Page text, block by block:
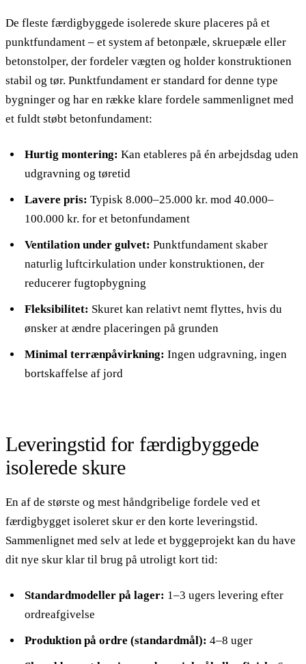
De fleste færdigbyggede isolerede skure placeres på et
punktfundament – et system af betonpæle, skruepæle eller
betonstolper, der fordeler vægten og holder konstruktionen
stabil og tør. Punktfundament er standard for denne type
bygninger og har en række klare fordele sammenlignet med
et fuldt støbt betonfundament:
Hurtig montering: Kan etableres på én arbejdsdag uden
udgravning og tøretid
Lavere pris: Typisk 8.000–25.000 kr. mod 40.000–
100.000 kr. for et betonfundament
Ventilation under gulvet: Punktfundament skaber
naturlig luftcirkulation under konstruktionen, der
reducerer fugtopbygning
Fleksibilitet: Skuret kan relativt nemt flyttes, hvis du
ønsker at ændre placeringen på grunden
Minimal terrænpåvirkning: Ingen udgravning, ingen
bortskaffelse af jord
Leveringstid for færdigbyggede
isolerede skure
En af de største og mest håndgribelige fordele ved et
færdigbygget isoleret skur er den korte leveringstid.
Sammenlignet med selv at lede et byggeprojekt kan du have
dit nye skur klar til brug på utroligt kort tid:
Standardmodeller på lager: 1–3 ugers levering efter
ordreafgivelse
Produktion på ordre (standardmål): 4–8 uger